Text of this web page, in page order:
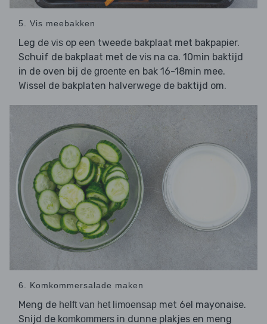
5. Vis meebakken
Leg de vis op een tweede bakplaat met bakpapier.
Schuif de bakplaat met de vis na ca. 10min baktijd
in de oven bij de groente en bak 16-18min mee.
Wissel de bakplaten halverwege de baktijd om.
6. Komkommersalade maken
Meng de helft van het limoensap met 6el mayonaise.
Snijd de komkommers in dunne plakjes en meng